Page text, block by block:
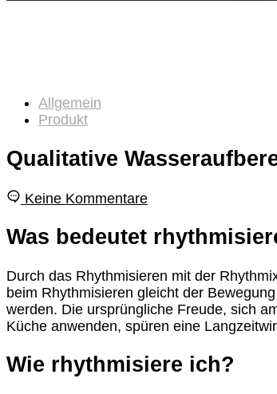
Allgemein
Produkt
Qualitative
Keine Kommentare
Was bedeutet
Durch das Rhythmisieren mit der
beim Rhythmisieren gleicht der
werden. Die ursprüngliche Freude, sich
Küche anwenden, spüren eine
Wie rhythmisiere ich?